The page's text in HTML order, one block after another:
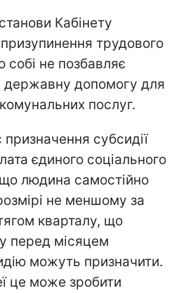
Кабінету
трудового
не позбавляє
допомогу для
послуг.
субсидії
єдиного соціального
людина самостійно
не меншому за
кварталу, що
перед місяцем
можуть призначити.
це може зробити